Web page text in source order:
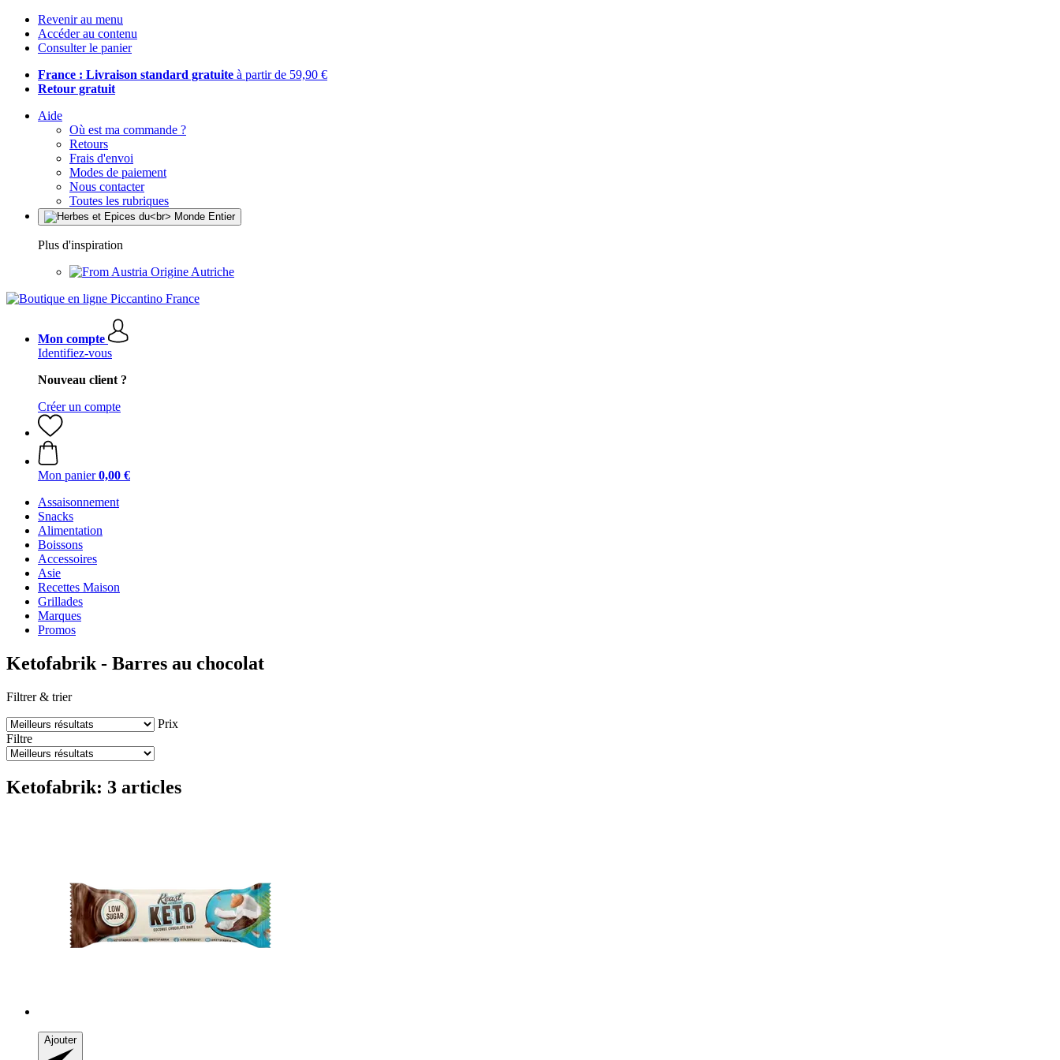
Revenir au menu
Accéder au contenu
Consulter le panier
France : Livraison standard gratuite à partir de 59,90 €
Retour gratuit
Aide
Où est ma commande ?
Retours
Frais d'envoi
Modes de paiement
Nous contacter
Toutes les rubriques
Plus d'inspiration
Origine Autriche
Mon compte
Identifiez-vous
Nouveau client ?
Créer un compte
Mon panier 0,00 €
Assaisonnement
Snacks
Alimentation
Boissons
Accessoires
Asie
Recettes Maison
Grillades
Marques
Promos
Ketofabrik - Barres au chocolat
Filtrer & trier
Prix
Filtre
Ketofabrik: 3 articles
Ajouter